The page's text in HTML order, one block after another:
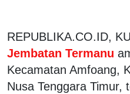
REPUBLIKA.CO.ID,
Jembatan Termanu
Kecamatan Amfoang,
Nusa Tenggara Timur,